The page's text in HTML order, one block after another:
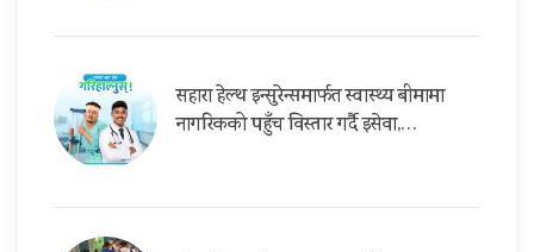
सहारा हेल्थ इन्सुरेन्समार्फत स्वास्थ्य बीमामा
नागरिकको पहुँच विस्तार गर्दै इसेवा,…